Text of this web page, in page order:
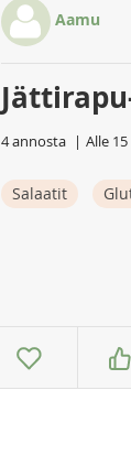
Aamu
4 annosta Alle
Salaatit